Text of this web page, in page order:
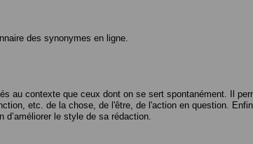
des synonymes en ligne.
au contexte que ceux dont on se sert spontanément. Il
etc. de la chose, de l'être, de l'action en question.
le style de sa rédaction.